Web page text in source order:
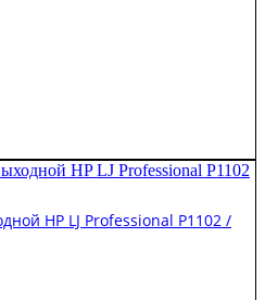
HP LJ Professional P1102 /